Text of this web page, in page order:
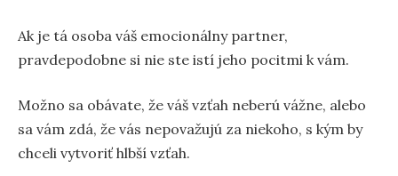
Ak je tá osoba váš emocionálny partner,
pravdepodobne si nie ste istí jeho pocitmi k vám.
Možno sa obávate, že váš vzťah neberú vážne, alebo
sa vám zdá, že vás nepovažujú za niekoho, s kým by
chceli vytvoriť hlbší vzťah.